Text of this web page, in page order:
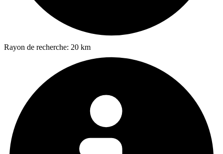
Rayon de recherche: 20 km